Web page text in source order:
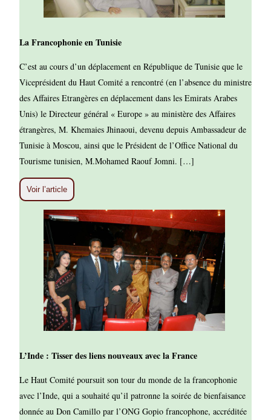
La Francophonie en Tunisie
C’est au cours d’un déplacement en République de Tunisie que le
Viceprésident du Haut Comité a rencontré (en l’absence du ministre
des Affaires Etrangères en déplacement dans les Emirats Arabes
Unis) le Directeur général « Europe » au ministère des Affaires
étrangères, M. Khemaies Jhinaoui, devenu depuis Ambassadeur de
Tunisie à Moscou, ainsi que le Président de l’Office National du
Tourisme tunisien, M.Mohamed Raouf Jomni. […]
Voir l’article
L’Inde : Tisser des liens nouveaux avec la France
Le Haut Comité poursuit son tour du monde de la francophonie
avec l’Inde, qui a souhaité qu’il patronne la soirée de bienfaisance
donnée au Don Camillo par l’ONG Gopio francophone, accréditée